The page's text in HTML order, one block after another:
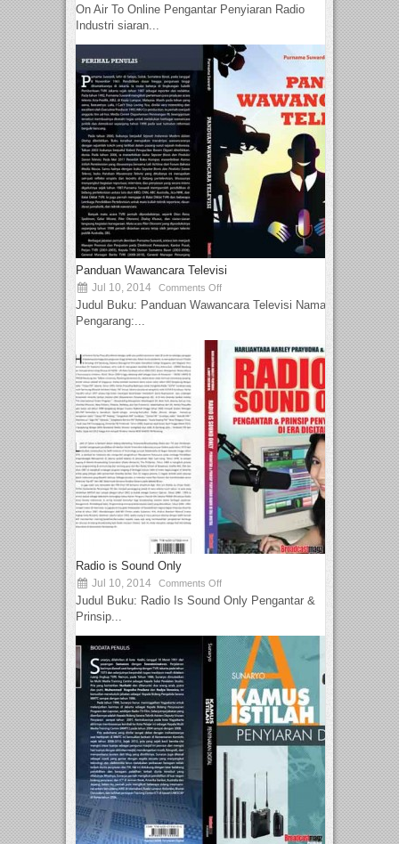
On Air To Online Pengantar Penyiaran Radio
Industri siaran...
Panduan Wawancara Televisi
Jul 10, 2014 Comments Off
Judul Buku: Panduan Wawancara Televisi Nama
Pengarang:...
Radio is Sound Only
Jul 10, 2014 Comments Off
Judul Buku: Radio Is Sound Only Pengantar &
Prinsip...